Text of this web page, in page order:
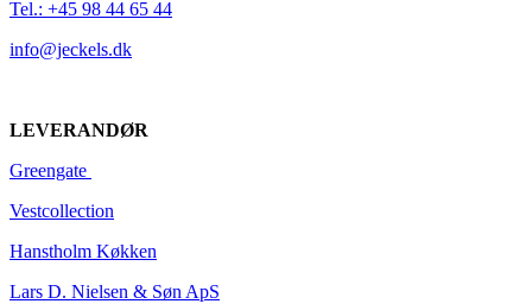
Tel.: +45 98 44 65 44
info@jeckels.dk
LEVERANDØR
Greengate
Vestcollection
Hanstholm Køkken
Lars D. Nielsen & Søn ApS